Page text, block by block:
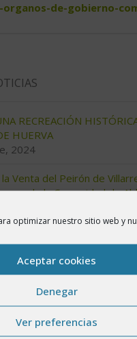
optimizar nuestro sitio web y
Aceptar cookies
Denegar
Ver preferencias
de-gobierno-
RECREACIÓN
HUERVA
2024
Venta del Peirón de
de la Comunidad de
de la Ordenanza
vertido